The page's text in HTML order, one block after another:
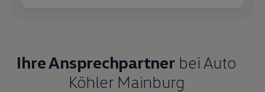
Ihre Ansprechpartnerbei Auto
Köhler Mainburg